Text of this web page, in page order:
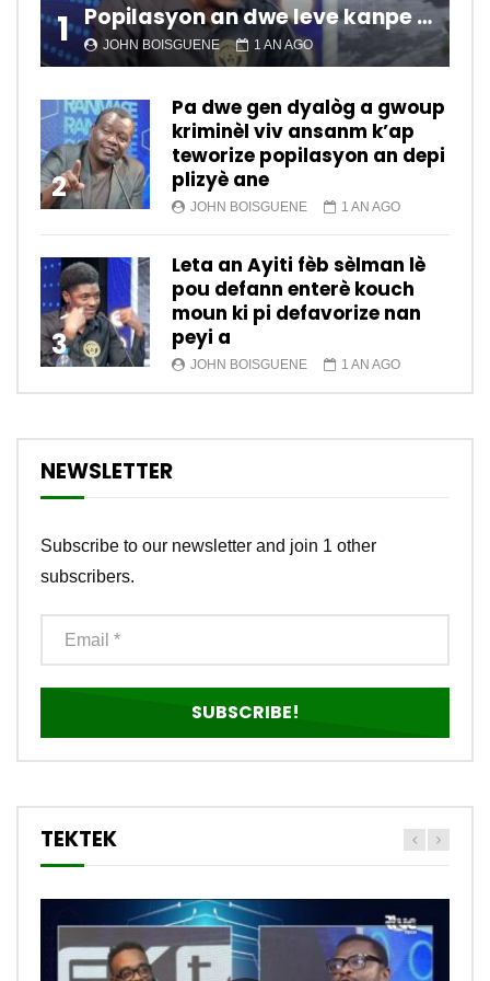
1 Popilasyon an dwe leve kanpe pou chanje sitiyasyon kawotik l’ap viv nan peyi a.
JOHN BOISGUENE 1 AN AGO
2
Pa dwe gen dyalòg a gwoup
kriminèl viv ansanm k’ap
teworize popilasyon an depi
plizyè ane
JOHN BOISGUENE 1 AN AGO
3
Leta an Ayiti fèb sèlman lè
pou defann enterè kouch
moun ki pi defavorize nan
peyi a
JOHN BOISGUENE 1 AN AGO
NEWSLETTER
Subscribe to our newsletter and join 1 other
subscribers.
TEKTEK